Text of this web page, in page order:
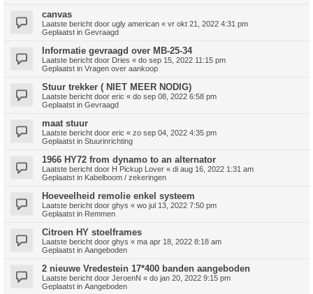
canvas
Laatste bericht door ugly american « vr okt 21, 2022 4:31 pm
Geplaatst in Gevraagd
Informatie gevraagd over MB-25-34
Laatste bericht door Dries « do sep 15, 2022 11:15 pm
Geplaatst in Vragen over aankoop
Stuur trekker ( NIET MEER NODIG)
Laatste bericht door eric « do sep 08, 2022 6:58 pm
Geplaatst in Gevraagd
maat stuur
Laatste bericht door eric « zo sep 04, 2022 4:35 pm
Geplaatst in Stuurinrichting
1966 HY72 from dynamo to an alternator
Laatste bericht door H Pickup Lover « di aug 16, 2022 1:31 am
Geplaatst in Kabelboom / zekeringen
Hoeveelheid remolie enkel systeem
Laatste bericht door ghys « wo jul 13, 2022 7:50 pm
Geplaatst in Remmen
Citroen HY stoelframes
Laatste bericht door ghys « ma apr 18, 2022 8:18 am
Geplaatst in Aangeboden
2 nieuwe Vredestein 17*400 banden aangeboden
Laatste bericht door JeroenN « do jan 20, 2022 9:15 pm
Geplaatst in Aangeboden